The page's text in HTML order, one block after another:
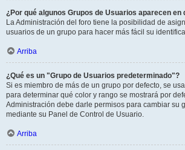
¿Por qué algunos Grupos de Usuarios aparecen
La Administración del foro tiene la posibilidad de
usuarios de un grupo para hacer más fácil su
Arriba
¿Qué es un "Grupo de Usuarios predeterminado"?
Si es miembro de más de un grupo por defecto, se
para determinar qué color y rango se mostrará por
Administración debe darle permisos para cambiar su
mediante su Panel de Control de Usuario.
Arriba